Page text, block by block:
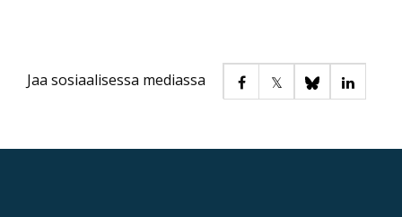
Jaa sosiaalisessa mediassa